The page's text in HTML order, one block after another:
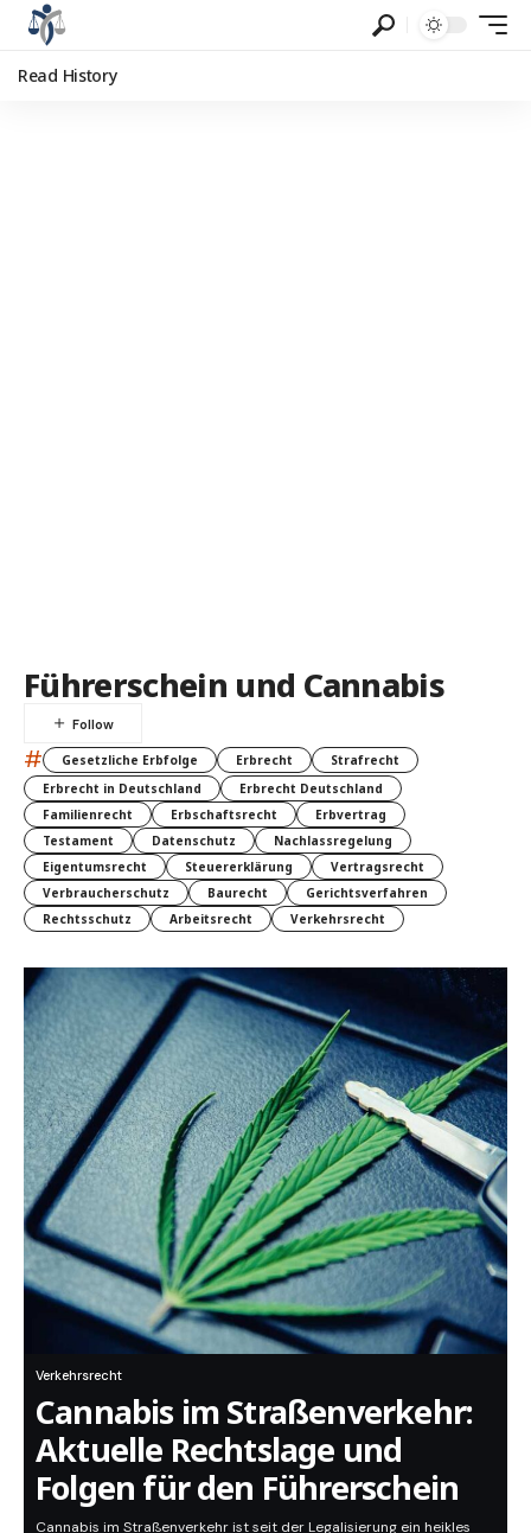
Read History
Führerschein und Cannabis
# Gesetzliche Erbfolge Erbrecht
Strafrecht
Erbrecht in Deutschland
Erbrecht Deutschland
Familienrecht
Erbschaftsrecht
Erbvertrag
Testament
Datenschutz
Nachlassregelung
Eigentumsrecht
Steuererklärung
Vertragsrecht
Verbraucherschutz
Baurecht
Gerichtsverfahren
Rechtsschutz
Arbeitsrecht Verkehrsrecht
Verkehrsrecht
Cannabis im Straßenverkehr:
Aktuelle Rechtslage und
Folgen für den Führerschein
Cannabis im Straßenverkehr ist seit der Legalisierung ein heikles